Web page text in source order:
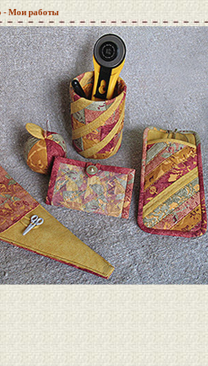
- Мои работы